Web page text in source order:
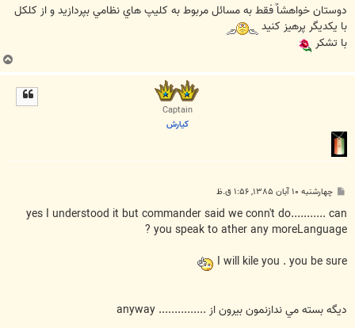
ت
دوستان خواهشاٌ فقط به مسائل مربوط به کليپ هاي نظامي بپردازيد و از کلکل
با يکديگر پرهيز کنيد
با تشکر
ب
ا
Captain
كيارش
پ
ت
چهارشنبه ۱۰ آبان ۱۳۸۵, ۱:۵۶ ق.ظ
yes I understood it but commander said we conn't do........... can
you speak to ather any moreLanguage ?
I will kile you . you be sure
ديگه بسته مي ندازنمون بيرون از ............... anyway